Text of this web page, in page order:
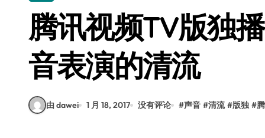
视觉算法科技赋能：优化移动应用流畅度
技术赋能：移动设备流畅度深度优化与
腾讯视频TV版独
音表演的清流
由 dawei 1 月 18, 2017 没有评论 #声音 #清流 #版独 #